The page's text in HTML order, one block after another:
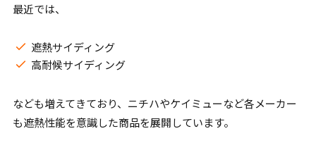
最近では、
遮熱サイディング
高耐候サイディング
なども増えてきており、ニチハやケイミューなど各メーカー
も遮熱性能を意識した商品を展開しています。